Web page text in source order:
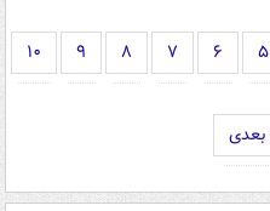
۵ ۶ ۷ ۸ ۹ ۱۰
بعدی